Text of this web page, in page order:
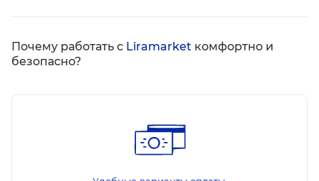
Почему работать с Liramarket комфортно и
безопасно?